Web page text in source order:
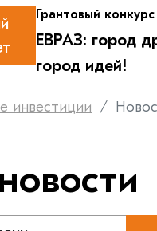
Грантовый конкурс
ЕВРАЗ: город
город идей!
инвестиции